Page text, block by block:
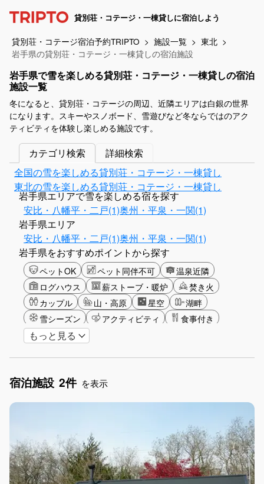
貸別荘・コテージ・一棟貸しに宿泊しよう
貸別荘・コテージ宿泊予約TRIPTO 施設一覧
東北
岩手県の貸別荘・コテージ・一棟貸しの宿泊施設
岩手県で雪を楽しめる貸別荘・コテージ・一棟貸しの宿泊
施設一覧
冬になると、貸別荘・コテージの周辺、近隣エリアは白銀の世界
になります。スキーやスノボード、雪遊びなど冬ならではのアク
ティビティを体験し楽しめる施設です。
カテゴリ検索
詳細検索
全国の雪を楽しめる貸別荘・コテージ・一棟貸し
東北の雪を楽しめる貸別荘・コテージ・一棟貸し
岩手県エリアで雪を楽しめる宿を探す
安比・八幡平・二戸(1)奥州・平泉・一関(1)
岩手県エリア
安比・八幡平・二戸(1)奥州・平泉・一関(1)
岩手県をおすすめポイントから探す
ペットOK ペット同伴不可
温泉近隣
ログハウス
薪ストーブ・暖炉
焚き火
カップル
山・高原 星空
湖畔
雪シーズン
アクティビティ
食事付き
長期滞在
もっと見る
宿泊施設 2件 を表示